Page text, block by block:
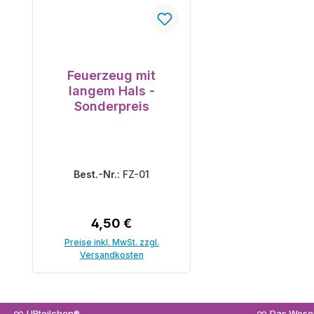
Feuerzeug mit
langem Hals -
Sonderpreis
Best.-Nr.: FZ-01
Regulärer Preis:
4,50 €
Preise inkl. MwSt. zzgl.
Versandkosten